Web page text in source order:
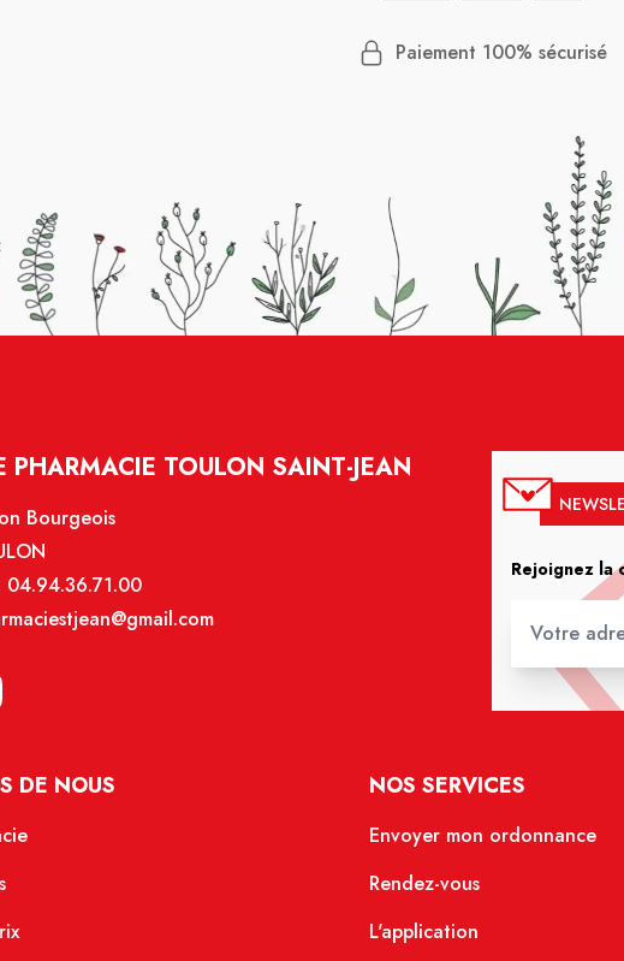
Paiement 100% sécurisé
PHARMACIE TOULON SAINT-JEAN
Bourgeois
04.94.36.71.00
Rejoignez la
DE NOUS NOS SERVICES
Envoyer mon ordonnance
Rendez-vous
L'application